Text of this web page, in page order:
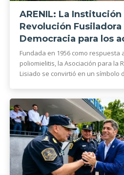
ARENIL: La
Revolución
Democracia para los
Fundada en 1956 como respuesta
poliomielitis, la Asociación para la
Lisiado se convirtió en un símbolo